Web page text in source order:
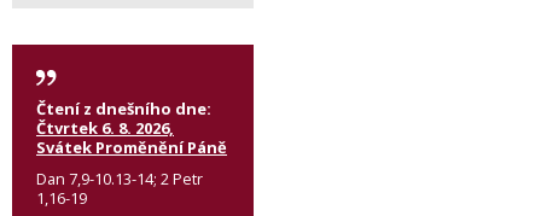
Čtení z dnešního dne:
Čtvrtek 6. 8. 2026,
Svátek Proměnění Páně
Dan 7,9-10.13-14; 2 Petr
1,16-19